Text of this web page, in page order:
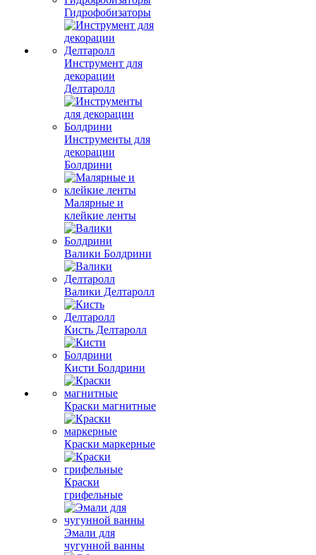
Гидрофобизаторы
Инструмент для
декорации
Делтаролл
Инструменты для
декорации
Болдрини
Малярные и
клейкие ленты
Валики Болдрини
Валики Делтаролл
Кисть Делтаролл
Кисти Болдрини
Краски магнитные
Краски маркерные
Краски
грифельные
Эмали для
чугунной ванны